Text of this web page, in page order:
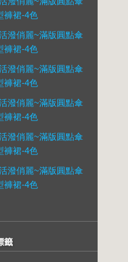
褲裙-4色
潑俏麗~滿版圓點傘
褲裙-4色
潑俏麗~滿版圓點傘
褲裙-4色
潑俏麗~滿版圓點傘
褲裙-4色
潑俏麗~滿版圓點傘
褲裙-4色
潑俏麗~滿版圓點傘
褲裙-4色
籤